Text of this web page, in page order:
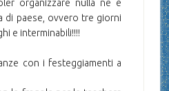
organizzare nulla ne è
di paese, ovvero tre giorni
e interminabili!!!!
con i festeggiamenti a